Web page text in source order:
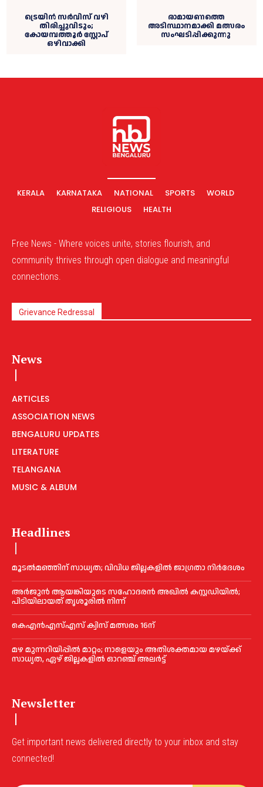
ട്രെയിൻ സർവിസ് വഴി
തിരിച്ചുവിടും;
കോയമ്പത്തൂർ സ്റ്റോപ്
ഒഴിവാക്കി
രാമായണത്തെ
അടിസ്ഥാനമാക്കി മത്സരം
സംഘടിപ്പിക്കുന്നു
KERALA KARNATAKA NATIONAL SPORTS
WORLD
RELIGIOUS
HEALTH
Free News - Where voices unite, stories flourish, and
community thrives through open dialogue and meaningful
connections.
Grievance Redressal
News
ARTICLES
ASSOCIATION NEWS
BENGALURU UPDATES
LITERATURE
TELANGANA
MUSIC & ALBUM
Headlines
മൂടൽമഞ്ഞിന് സാധ്യത; വിവിധ ജില്ലകളിൽ ജാഗ്രതാ നിർദേശം
അര്‍ജുന്‍ ആയങ്കിയുടെ സഹോദരന്‍ അഖില്‍ കസ്റ്റഡിയില്‍;
പിടിയിലായത് തൃശൂരില്‍ നിന്ന്
കെഎൻഎസ്എസ് ക്വിസ് മത്സരം 16ന്
മഴ മുന്നറിയിപ്പിൽ മാറ്റം; നാളെയും അതിശക്തമായ മഴയ്ക്ക്
സാധ്യത, ഏഴ് ജില്ലകളിൽ ഓറഞ്ച് അലർട്ട്
Newsletter
Get important news delivered directly to your inbox and stay
connected!